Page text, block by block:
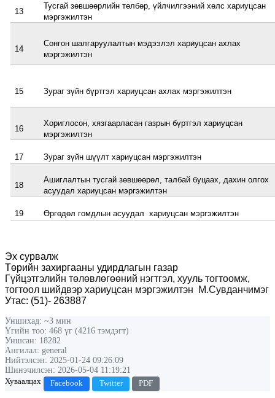
13
Тусгай зөвшөөрлийн төлбөр, үйлчилгээний хөлс хариуцсан
мэргэжилтэн
14
Сонгон шалгаруулалтын мэдээлэл хариуцсан ахлах
мэргэжилтэн
15 Зураг зүйн бүртгэл хариуцсан ахлах мэргэжилтэн
16
Хориглосон, хязгаарласан газрын бүртгэл хариуцсан
мэргэжилтэн
17 Зураг зүйн шүүлт хариуцсан мэргэжилтэн
18
Ашиглалтын тусгай зөвшөөрөл, талбай буцаах, дахин олгох
асуудал хариуцсан мэргэжилтэн
19 Өргөдөл гомдлын асуудал хариуцсан мэргэжилтэн
Эх сурвалж
Төрийн захиргааны удирдлагын газар
Гүйцэтгэлийн төлөвлөгөөний нэгтгэл, хууль тогтоомж,
тогтоол шийдвэр хариуцсан мэргэжилтэн
М.Сувданчимэг
Утас: (51)- 263887
Уншихад: ~3 мин
Үгийн тоо: 468 үг (4216 тэмдэгт)
Уншсан: 18282
Ангилал: general
Нийтэлсэн: 2025-01-24 09:26:09
Шинэчилсэн: 2026-05-04 11:19:21
Хуваалцах
Facebook Twitter PDF